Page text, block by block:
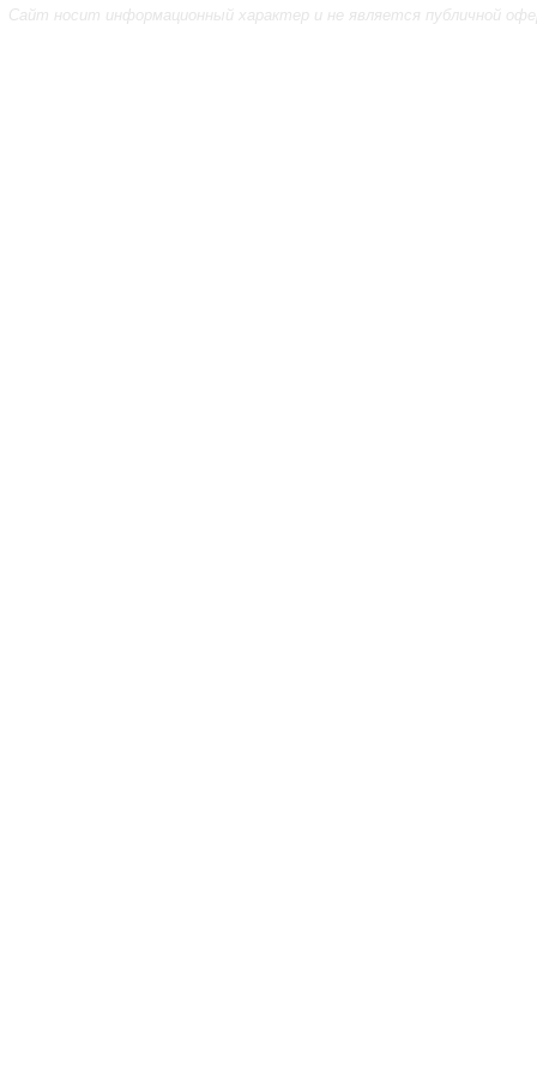
Сайт носит информационный характер и не является публичной